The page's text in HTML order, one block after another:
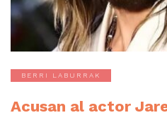
BERRI LABURRAK
Acusan al actor